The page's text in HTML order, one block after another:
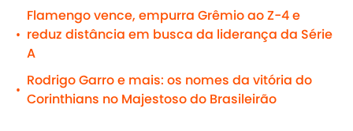
•
Flamengo vence, empurra Grêmio ao Z-4 e
reduz distância em busca da liderança da Série
A
•
Rodrigo Garro e mais: os nomes da vitória do
Corinthians no Majestoso do Brasileirão